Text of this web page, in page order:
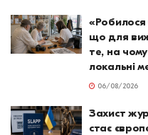
«Робилося
що для
те, на
локальні
06/08/2026
Захист
стає